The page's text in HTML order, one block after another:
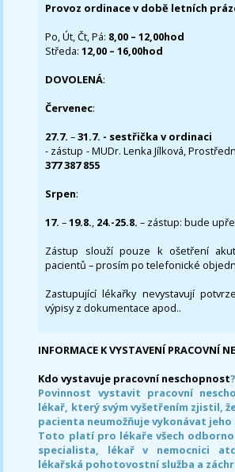
Provoz ordinace v době letních
Po, Út, Čt, Pá: 8,00 – 12,00hod
Středa:12,00 – 16,00hod
DOVOLENÁ:
Červenec:
27.7.–31.7. - sestřička v ordinaci
- zástup - MUDr. Lenka Jílková,
377 387 855
Srpen:
17. –19.8., 24.-25.8. – zástup: bude
Zástup slouží pouze k ošetření
pacientů – prosím po telefonické
Zastupující lékařky nevystavují
výpisy z dokumentace apod..
INFORMACE K VYSTAVENÍ PRACOVNÍ
Kdo vystavuje pracovní neschopnost?
Povinnost vystavit pracovní
lékař, který svým vyšetřením zjistil,
pacienta neumožňuje vykonávat jeho
Toto platí pro lékaře všech
specialista, lékař v nemocnici
lékařská pohotovostní služba a